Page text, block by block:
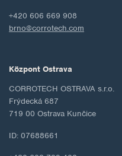
+420 606 669 908
brno@corrotech.com
Központ Ostrava
CORROTECH OSTRAVA s.r.o.
Frýdecká 687
719 00 Ostrava Kunčice
ID: 07688661